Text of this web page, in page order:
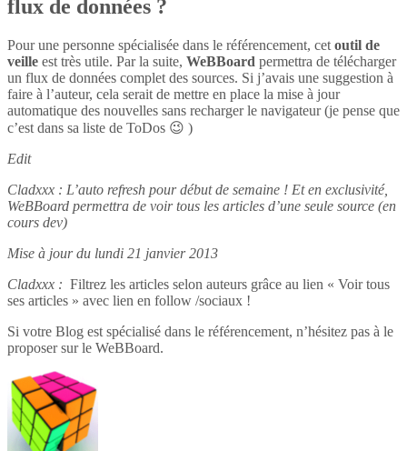
flux de données ?
Pour une personne spécialisée dans le référencement, cet outil de
veille est très utile. Par la suite, WeBBoard permettra de télécharger
un flux de données complet des sources. Si j’avais une suggestion à
faire à l’auteur, cela serait de mettre en place la mise à jour
automatique des nouvelles sans recharger le navigateur (je pense que
c’est dans sa liste de ToDos 😉 )
Edit
Cladxxx : L’auto refresh pour début de semaine ! Et en exclusivité,
WeBBoard permettra de voir tous les articles d’une seule source (en
cours dev)
Mise à jour du lundi 21 janvier 2013
Cladxxx : Filtrez les articles selon auteurs grâce au lien « Voir tous
ses articles » avec lien en follow /sociaux !
Si votre Blog est spécialisé dans le référencement, n’hésitez pas à le
proposer sur le WeBBoard.